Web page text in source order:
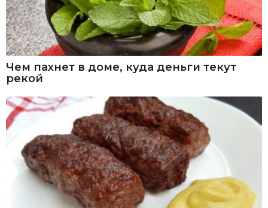
Чем пахнет в доме, куда деньги текут
рекой